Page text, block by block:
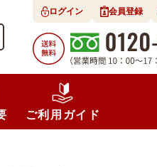
ログイン 会員登録
ご利用ガイド